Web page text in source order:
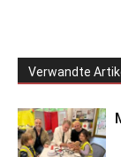
Verwandte